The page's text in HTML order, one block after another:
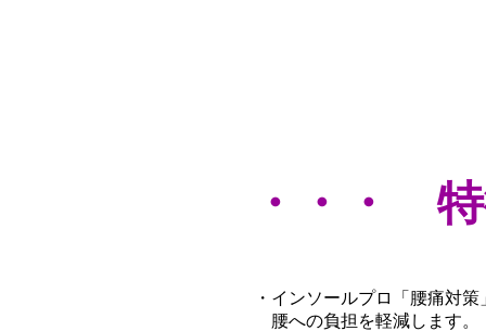
・・・
・インソールプロ「腰痛対
腰への負担を軽減します。